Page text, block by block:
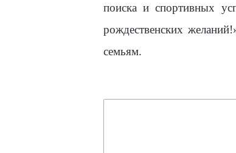
поиска и спортивных
рождественских
семьям.